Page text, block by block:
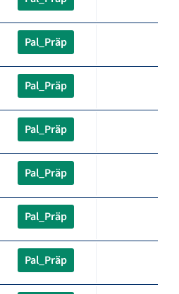
Pal_Präp
Pal_Präp
Pal_Präp
Pal_Präp
Pal_Präp
Pal_Präp